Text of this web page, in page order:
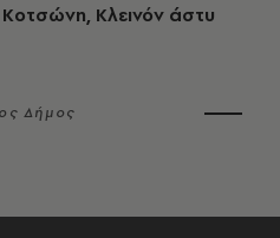
Κοτσώνη, Κλεινόν άστυ
Δήμος